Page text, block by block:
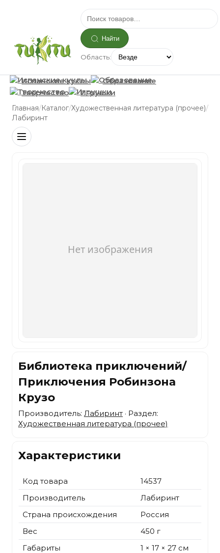
Найти
Область:
Испанские куклы
Образование
Творчество
Игрушки
Главная/Каталог/Художественная литература (прочее)/
Лабиринт
Библиотека приключений/
Приключения Робинзона
Крузо
Производитель: Лабиринт · Раздел:
Художественная литература (прочее)
Характеристики
Код товара
14537
Производитель
Лабиринт
Страна происхождения
Россия
Вес
450 г
Габариты
1 × 17 × 27 см